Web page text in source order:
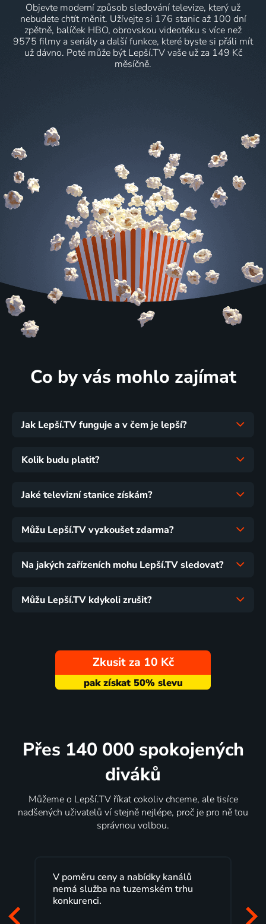
Objevte moderní způsob sledování televize, který už
nebudete chtít měnit. Užívejte si 176 stanic až 100 dní
zpětně, balíček HBO, obrovskou videotéku s více než
9575 filmy a seriály a další funkce, které byste si přáli mít
už dávno. Poté může být Lepší.TV vaše už za 149 Kč
měsíčně.
Co by vás mohlo zajímat
Jak Lepší.TV funguje a v čem je lepší?
Kolik budu platit?
Jaké televizní stanice získám?
Můžu Lepší.TV vyzkoušet zdarma?
Na jakých zařízeních mohu Lepší.TV sledovat?
Můžu Lepší.TV kdykoli zrušit?
Zkusit za 10 Kč
Přes 140 000 spokojených
diváků
Můžeme o Lepší.TV říkat cokoliv chceme, ale tisíce
nadšených uživatelů ví stejně nejlépe, proč je pro ně tou
správnou volbou.
V poměru ceny a nabídky kanálů
nemá služba na tuzemském trhu
konkurenci.